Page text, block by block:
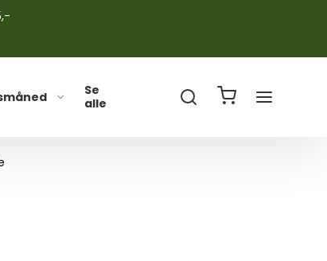
Se
alle